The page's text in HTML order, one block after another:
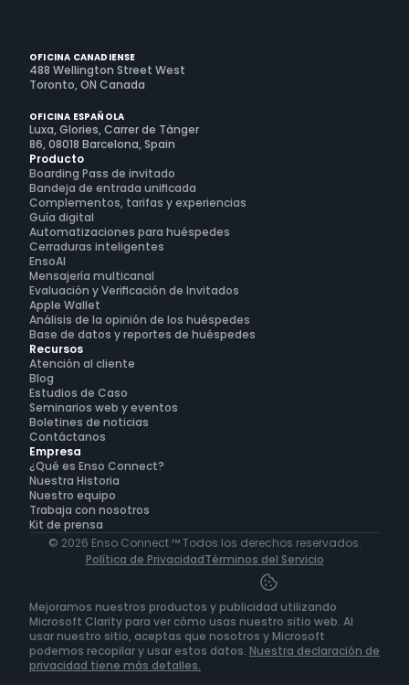
OFICINA CANADIENSE
488 Wellington Street West
Toronto, ON Canada
OFICINA ESPAÑOLA
Luxa, Glories, Carrer de Tànger
86, 08018 Barcelona, Spain
Producto
Boarding Pass de invitado
Bandeja de entrada unificada
Complementos, tarifas y experiencias
Guía digital
Automatizaciones para huéspedes
Cerraduras inteligentes
EnsoAI
Mensajería multicanal
Evaluación y Verificación de Invitados
Apple Wallet
Análisis de la opinión de los huéspedes
Base de datos y reportes de huéspedes
Recursos
Atención al cliente
Blog
Estudios de Caso
Seminarios web y eventos
Boletines de noticias
Contáctanos
Empresa
¿Qué es Enso Connect?
Nuestra Historia
Nuestro equipo
Trabaja con nosotros
Kit de prensa
© 2026 Enso Connect ™ Todos los derechos reservados.
Política de PrivacidadTérminos del Servicio
Mejoramos nuestros productos y publicidad utilizando
Microsoft Clarity para ver cómo usas nuestro sitio web. Al
usar nuestro sitio, aceptas que nosotros y Microsoft
podemos recopilar y usar estos datos. Nuestra declaración de
privacidad tiene más detalles.